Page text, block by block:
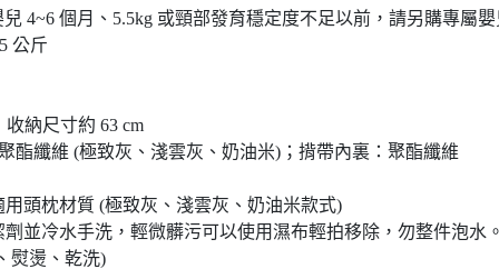
4~6 個月、5.5kg 或頸部發育穩定度不足以前，請另購專屬
公斤
收納尺寸約 63 cm
酯纖維 (極致灰、淺雲灰、奶油米)；揹帶內裏：聚酯纖維
頭枕材質 (極致灰、淺雲灰、奶油米款式)
並冷水手洗，輕微髒污可以使用濕布輕拍移除，勿整件泡水
熨燙、乾洗)